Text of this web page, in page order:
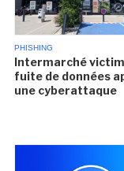
PHISHING
Intermarché
fuite de données
une cyberattaque